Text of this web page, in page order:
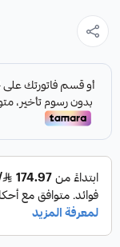
غيار متينة وعالية
الفرامل في سيارتك.
مميزات المنتج:
✅ أداء فائق:
50%، خاصة